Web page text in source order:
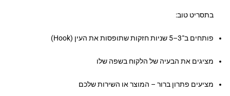
בתסריט טוב:
פותחים ב־3–5 שניות חזקות שתופסות את העין (Hook)
מציגים את הבעיה של הלקוח בשפה שלו
מציעים פתרון ברור – המוצר או השירות שלכם